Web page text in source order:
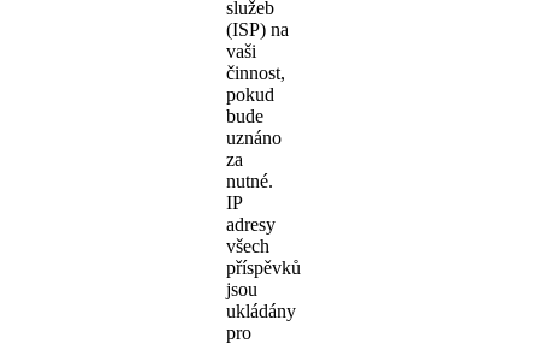
služeb
(ISP) na
vaši
činnost,
pokud
bude
uznáno
za
nutné.
IP
adresy
všech
příspěvků
jsou
ukládány
pro